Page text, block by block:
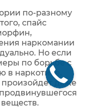
по-разному
спайс
наркомании
Но если
по борьбе с
в наркотике,
даже